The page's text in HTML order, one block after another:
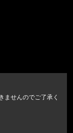
ませんのでご了承く